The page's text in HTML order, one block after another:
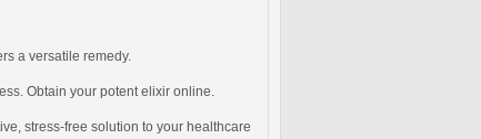
a versatile remedy.
Obtain your potent elixir online.
stress-free solution to your healthcare